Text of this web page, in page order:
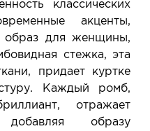
классических
акценты,
образ для женщины,
стежка, эта
придает куртке
Каждый ромб,
отражает
образу